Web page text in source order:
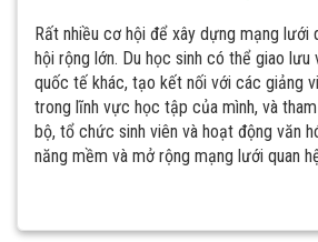
Rất nhiều cơ hội để xây dựng mạng lưới
hội rộng lớn. Du học sinh có thể giao lưu
quốc tế khác, tạo kết nối với các giảng
trong lĩnh vực học tập của mình, và
bộ, tổ chức sinh viên và hoạt động văn
năng mềm và mở rộng mạng lưới quan